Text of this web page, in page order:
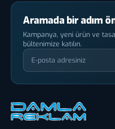
Aramada bir adım
Kampanya, yeni ürün ve
bültenimize katılın.